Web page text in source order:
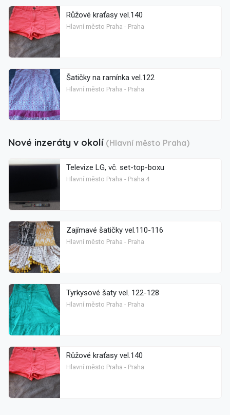
Růžové kraťasy vel.140
Hlavní město Praha - Praha
Šatičky na ramínka vel.122
Hlavní město Praha - Praha
Nové inzeráty v okolí (Hlavní město Praha)
Televize LG, vč. set-top-boxu
Hlavní město Praha - Praha 4
Zajímavé šatičky vel.110-116
Hlavní město Praha - Praha
Tyrkysové šaty vel. 122-128
Hlavní město Praha - Praha
Růžové kraťasy vel.140
Hlavní město Praha - Praha